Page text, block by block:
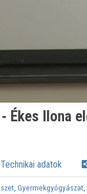
Ékes Ilona
Technikai adatok
,Gyermekgyógyászat,